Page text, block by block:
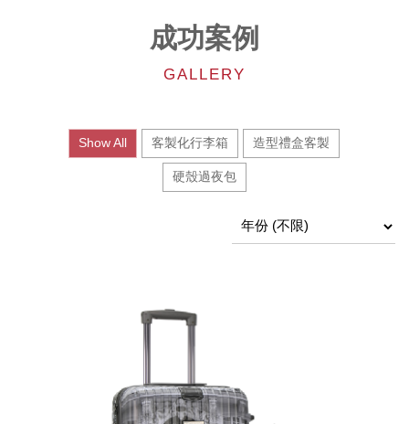
成功案例
GALLERY
Show All 客製化行李箱 造型禮盒客製
硬殼過夜包